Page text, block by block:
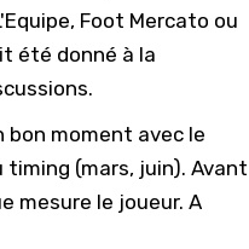
, Foot Mercato ou
été donné à la
bon moment avec le
(mars, juin). Avant
mesure le joueur. A